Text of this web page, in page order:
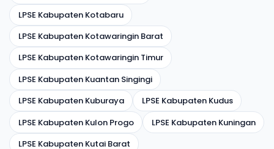
LPSE Kabupaten Kotabaru
LPSE Kabupaten Kotawaringin Barat
LPSE Kabupaten Kotawaringin Timur
LPSE Kabupaten Kuantan Singingi
LPSE Kabupaten Kuburaya
LPSE Kabupaten Kudus
LPSE Kabupaten Kulon Progo
LPSE Kabupaten Kuningan
LPSE Kabupaten Kutai Barat